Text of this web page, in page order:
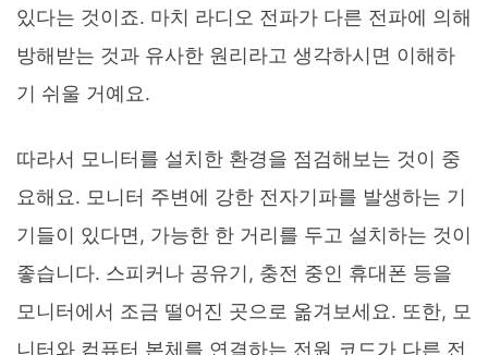
있다는 것이죠. 마치 라디오 전파가 다른 전파에 의해
방해받는 것과 유사한 원리라고 생각하시면 이해하
기 쉬울 거예요.
따라서 모니터를 설치한 환경을 점검해보는 것이 중
요해요. 모니터 주변에 강한 전자기파를 발생하는 기
기들이 있다면, 가능한 한 거리를 두고 설치하는 것이
좋습니다. 스피커나 공유기, 충전 중인 휴대폰 등을
모니터에서 조금 떨어진 곳으로 옮겨보세요. 또한, 모
니터와 컴퓨터 본체를 연결하는 전원 코드가 다른 전